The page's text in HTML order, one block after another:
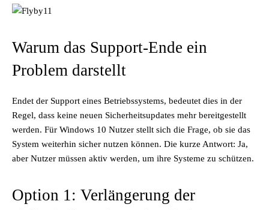
Warum das Support-Ende ein
Problem darstellt
Endet der Support eines Betriebssystems, bedeutet dies in der
Regel, dass keine neuen Sicherheitsupdates mehr bereitgestellt
werden. Für Windows 10 Nutzer stellt sich die Frage, ob sie das
System weiterhin sicher nutzen können. Die kurze Antwort: Ja,
aber Nutzer müssen aktiv werden, um ihre Systeme zu schützen.
Option 1: Verlängerung der